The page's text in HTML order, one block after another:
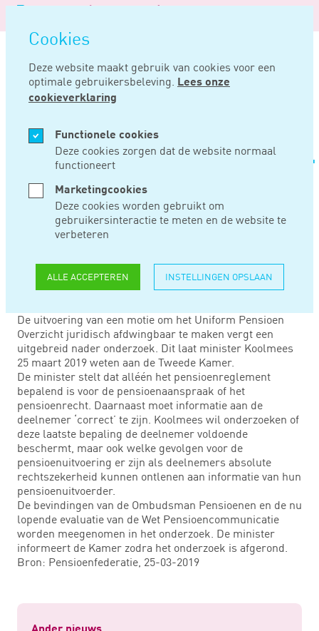
overslaan
Cookies
Deze website maakt gebruik van cookies voor een
optimale gebruikersbeleving. Lees onze
cookieverklaring
Functionele cookies
Deze cookies zorgen dat de website normaal
functioneert
Marketingcookies
Deze cookies worden gebruikt om
gebruikersinteractie te meten en de website te
verbeteren
ALLE ACCEPTEREN INSTELLINGEN OPSLAAN
Logo
Noord
Negentig
Home Nieuws
APR 02, 2019
PENSIOENOVERZICHT
STRAKS WELLICHT
JURIDISCH
AFDWINGBAAR
De uitvoering van een motie om het Uniform Pensioen
Overzicht juridisch afdwingbaar te maken vergt een
uitgebreid nader onderzoek. Dit laat minister Koolmees
25 maart 2019 weten aan de Tweede Kamer.
De minister stelt dat alléén het pensioenreglement
bepalend is voor de pensioenaanspraak of het
pensioenrecht. Daarnaast moet informatie aan de
deelnemer ‘correct’ te zijn. Koolmees wil onderzoeken of
deze laatste bepaling de deelnemer voldoende
beschermt, maar ook welke gevolgen voor de
pensioenuitvoering er zijn als deelnemers absolute
rechtszekerheid kunnen ontlenen aan informatie van hun
pensioenuitvoerder.
De bevindingen van de Ombudsman Pensioenen en de nu
lopende evaluatie van de Wet Pensioencommunicatie
worden meegenomen in het onderzoek. De minister
informeert de Kamer zodra het onderzoek is afgerond.
Bron: Pensioenfederatie, 25-03-2019